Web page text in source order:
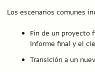
Los escenarios comunes
Fin de un proyecto
informe final y el
Transición a un